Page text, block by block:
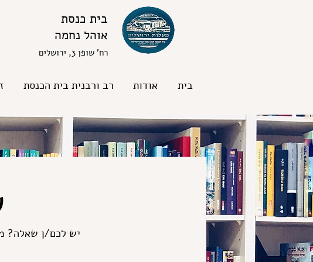
בית אודות רב ורבנית בית הכנסת
בית כנסת
אוהל נחמה
רח' שופן 3, ירושלים
יש לכם/ן שאלה?